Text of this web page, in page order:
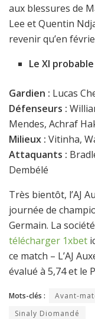
aux blessures de
Lee et Quentin
revenir qu’en
Le XI
Gardien : Lucas
Défenseurs :
Mendes, Achraf
Milieux : Vitinha,
Attaquants :
Dembélé
Très bientôt, l’AJ
journée de
Germain. La
télécharger 1xbet
ce match – L’AJ
évalué à 5,74 et le
Mots-clés : Avant-
Sinaly Diomandé